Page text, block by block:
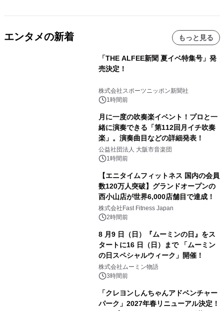
エンタメの新着 もっと見る
「THE ALFEE新聞 夏イベ特集号」発
売決定！
株式会社スポーツニッポン新聞社
1時間前
月に一度の吹奏楽イベント！プロと一
緒に演奏できる「第112回月イチ吹奏
楽」。演奏曲目などの詳細発表！
公益社団法人 大阪市音楽団
1時間前
【エニタイムフィットネス 国内の会員
数120万人突破】グランドオープンの
西小山店が世界6,000店舗目で達成！
株式会社Fast Fitness Japan
2時間前
8 月9 日（日）『ムーミンの日』をス
タートに16 日（日）まで 「ムーミン
の日スペシャルウィーク」開催！
株式会社ムーミン物語
3時間前
「クレヨンしんちゃんアドベンチャー
パーク」2027年春リニューアル決定！